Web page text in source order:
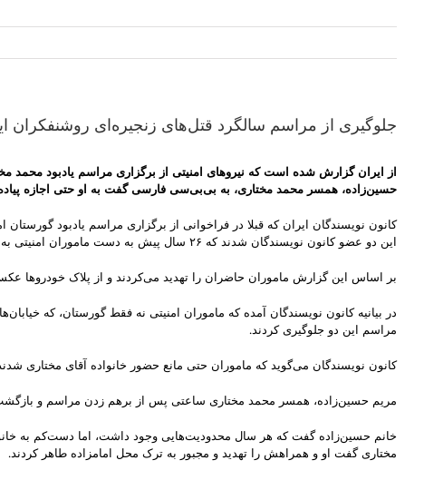
جلوگیری از مراسم سالگرد قتل‌های زنجیره‌ای روشنفکران
از ایران گزارش شده است که نیروهای امنیتی از برگزاری مراسم یادبود محمد
حسین‌زاده، همسر محمد مختاری، به بی‌بی‌سی فارسی گفت به او حتی اجازه
این دو عضو کانون نویسندگان شدند که ۲۶ سال پیش به دست ماموران امنیتی به قتل رسیدند.
بر اساس این گزارش ماموران حاضران را تهدید می‌کردند و از پلاک خودروها
در بیانیه کانون نویسندگان آمده که ماموران امنیتی نه فقط گورستان، که
مراسم این دو جلوگیری کردند.
کانون نویسندگان می‌گوید که ماموران حتی مانع حضور خانواده آقای مختاری
مریم حسین‌زاده، همسر محمد مختاری ساعتی پس از برهم زدن مراسم و
خانم حسین‌زاده گفت که هر سال محدودیت‌هایی وجود داشت، اما دست‌کم به
مختاری گفت او و همراهش را تهدید و مجبور به ترک محل امامزاده طاهر کردند.